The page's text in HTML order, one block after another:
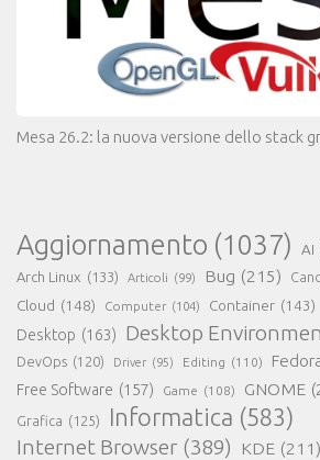
Mesa 26.2: la nuova versione dello stack
Aggiornamento (1037) AI
Arch Linux (133) Articoli (99) Bug (215)
Cloud (148) Computer (104) Container (143)
Desktop (163) Desktop
DevOps (120) Driver (95) Editing (110)
Free Software (157) Game (108) GNOME
Grafica (125) Informatica (583)
Internet Browser (389) KDE (211)